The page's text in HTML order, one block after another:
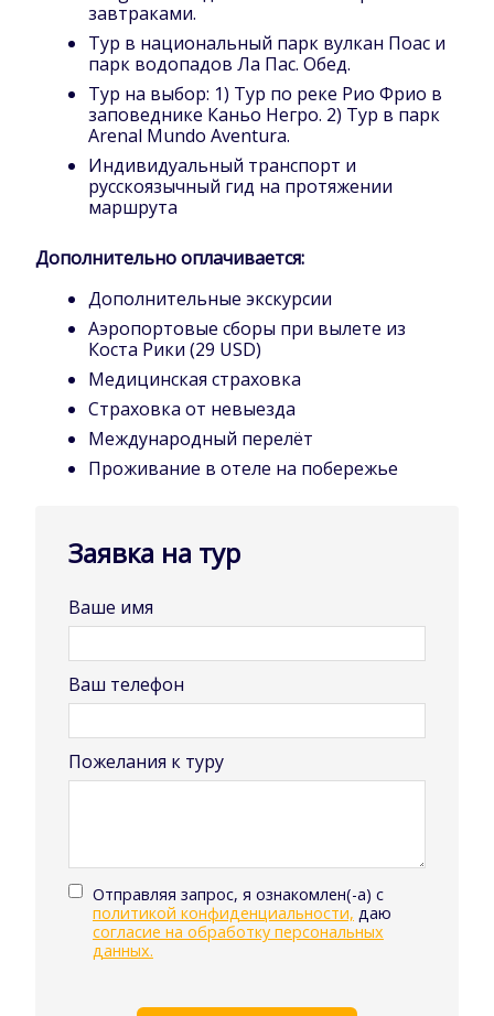
завтраками.
Тур в национальный парк вулкан Поас и
парк водопадов Ла Пас. Обед.
Тур на выбор: 1) Тур по реке Рио Фрио в
заповеднике Каньо Негро. 2) Тур в парк
Arenal Mundo Aventura.
Индивидуальный транспорт и
русскоязычный гид на протяжении
маршрута
Дополнительно оплачивается:
Дополнительные экскурсии
Аэропортовые сборы при вылете из
Коста Рики (29 USD)
Медицинская страховка
Страховка от невыезда
Международный перелёт
Проживание в отеле на побережье
Заявка на тур
Ваше имя
Ваш телефон
Пожелания к туру
Отправляя запрос, я ознакомлен(-а) с
политикой конфиденциальности, даю
согласие на обработку персональных
данных.